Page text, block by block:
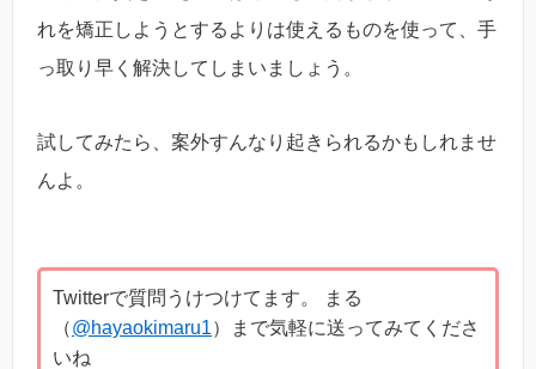
れを矯正しようとするよりは使えるものを使って、手
っ取り早く解決してしまいましょう。
試してみたら、案外すんなり起きられるかもしれませ
んよ。
Twitterで質問うけつけてます。 まる
（@hayaokimaru1）まで気軽に送ってみてくださ
いね